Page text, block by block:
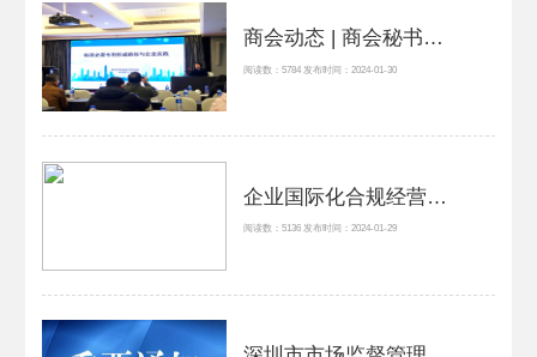
商会动态 | 商会秘书处受邀参加2024年标准必要专利对策应用及实操培训（第三、第四期）
阅读数：5784 发布时间：2024-01-30
企业国际化合规经营：民营企业境外投资合规发展及应对
阅读数：5136 发布时间：2024-01-29